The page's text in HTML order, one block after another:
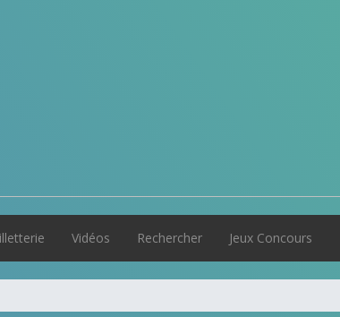
Vidéos Rechercher Jeux Concours